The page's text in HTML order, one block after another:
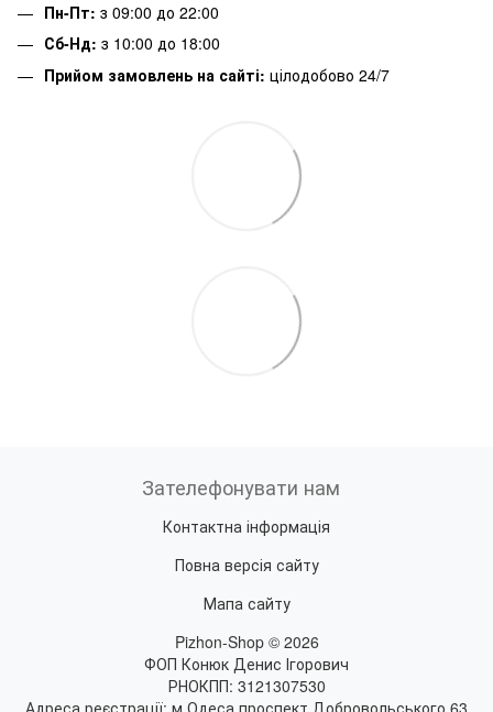
Пн-Пт: з 09:00 до 22:00
Сб-Нд: з 10:00 до 18:00
Прийом замовлень на сайті: цілодобово 24/7
Зателефонувати нам
Контактна інформація
Повна версія сайту
Мапа сайту
Pizhon-Shop © 2026
ФОП Конюк Денис Ігорович
РНОКПП: 3121307530
Адреса реєстрації: м.Одеса проспект Добровольського 63